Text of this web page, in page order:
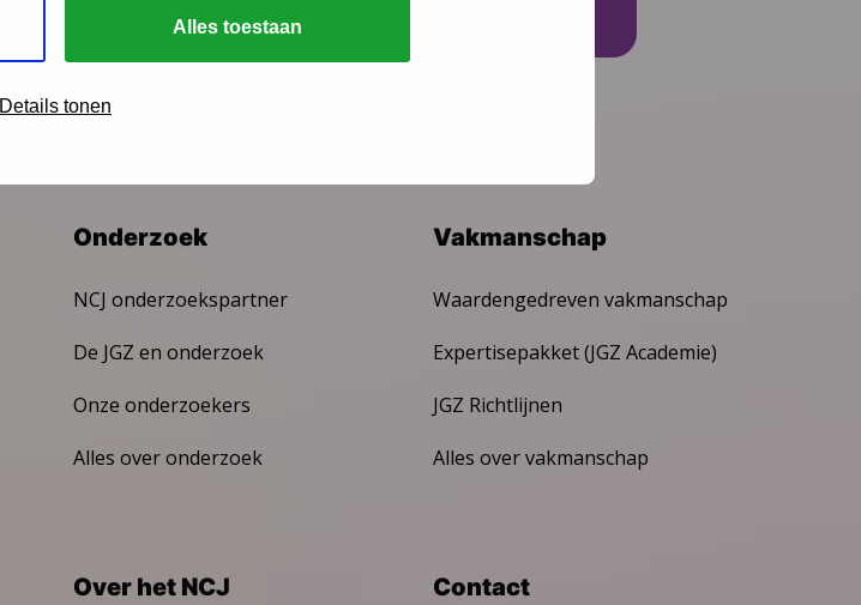
Alles toestaan
Details tonen
Onderzoek
NCJ onderzoekspartner
De JGZ en onderzoek
Onze onderzoekers
Alles over onderzoek
Vakmanschap
Waardengedreven vakmanschap
Expertisepakket (JGZ Academie)
JGZ Richtlijnen
Alles over vakmanschap
Over het NCJ Contact